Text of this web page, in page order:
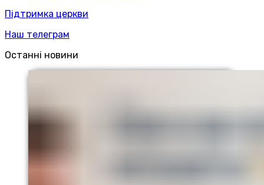
Підтримка церкви
Наш телеграм
Останні новини